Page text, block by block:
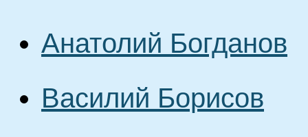
Анатолий Богданов
Василий Борисов